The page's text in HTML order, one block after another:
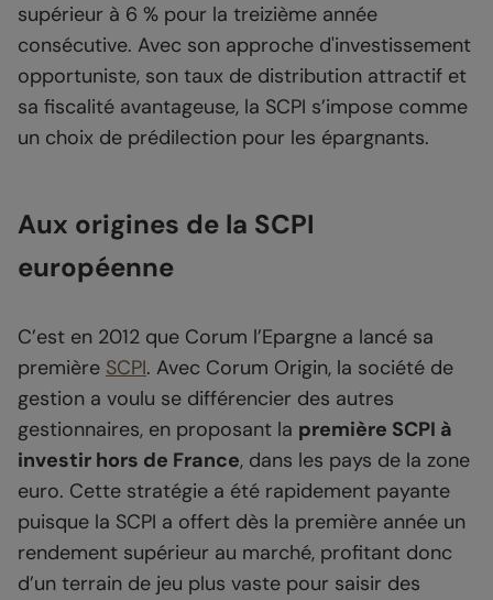
supérieur à 6 % pour la treizième année
consécutive. Avec son approche d'investissement
opportuniste, son taux de distribution attractif et
sa fiscalité avantageuse, la SCPI s’impose comme
un choix de prédilection pour les épargnants.
Aux origines de la SCPI
européenne
C’est en 2012 que Corum l’Epargne a lancé sa
première SCPI. Avec Corum Origin, la société de
gestion a voulu se différencier des autres
gestionnaires, en proposant la première SCPI à
investir hors de France, dans les pays de la zone
euro. Cette stratégie a été rapidement payante
puisque la SCPI a offert dès la première année un
rendement supérieur au marché, profitant donc
d’un terrain de jeu plus vaste pour saisir des